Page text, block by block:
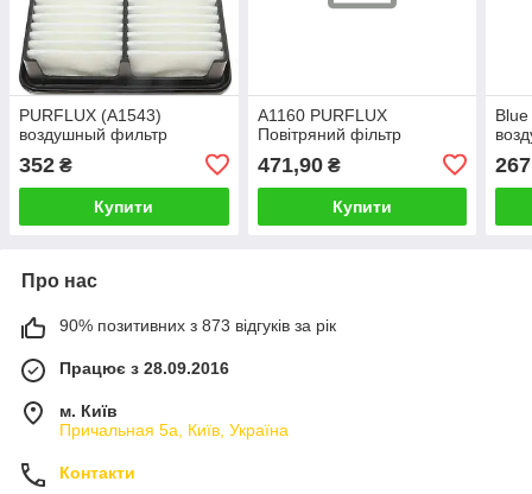
PURFLUX (A1543)
воздушный фильтр
352 ₴
Купити
A1160 PURFLUX
Повітряний фільтр
471,90₴
Купити
Про нас
90% позитивних з 873 відгуків за рік
Працює з 28.09.2016
м. Київ
Причальная 5а, Київ, Україна
Контакти